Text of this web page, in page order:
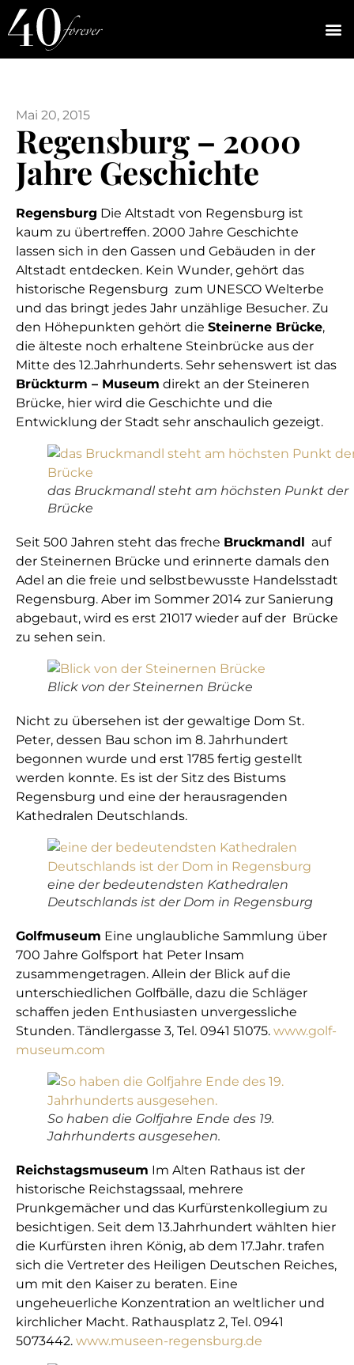
Mai 20, 2015
Regensburg – 2000
Jahre Geschichte
Regensburg Die Altstadt von Regensburg ist
kaum zu übertreffen. 2000 Jahre Geschichte
lassen sich in den Gassen und Gebäuden in der
Altstadt entdecken. Kein Wunder, gehört das
historische Regensburg zum UNESCO Welterbe
und das bringt jedes Jahr unzählige Besucher. Zu
den Höhepunkten gehört die Steinerne Brücke,
die älteste noch erhaltene Steinbrücke aus der
Mitte des 12.Jahrhunderts. Sehr sehenswert ist das
Brückturm – Museum direkt an der Steineren
Brücke, hier wird die Geschichte und die
Entwicklung der Stadt sehr anschaulich gezeigt.
das Bruckmandl steht am höchsten Punkt der
Brücke
Seit 500 Jahren steht das freche Bruckmandl auf
der Steinernen Brücke und erinnerte damals den
Adel an die freie und selbstbewusste Handelsstadt
Regensburg. Aber im Sommer 2014 zur Sanierung
abgebaut, wird es erst 21017 wieder auf der Brücke
zu sehen sein.
Blick von der Steinernen Brücke
Nicht zu übersehen ist der gewaltige Dom St.
Peter, dessen Bau schon im 8. Jahrhundert
begonnen wurde und erst 1785 fertig gestellt
werden konnte. Es ist der Sitz des Bistums
Regensburg und eine der herausragenden
Kathedralen Deutschlands.
eine der bedeutendsten Kathedralen
Deutschlands ist der Dom in Regensburg
Golfmuseum Eine unglaubliche Sammlung über
700 Jahre Golfsport hat Peter Insam
zusammengetragen. Allein der Blick auf die
unterschiedlichen Golfbälle, dazu die Schläger
schaffen jeden Enthusiasten unvergessliche
Stunden. Tändlergasse 3, Tel. 0941 51075. www.golf-
museum.com
So haben die Golfjahre Ende des 19.
Jahrhunderts ausgesehen.
Reichstagsmuseum Im Alten Rathaus ist der
historische Reichstagssaal, mehrere
Prunkgemächer und das Kurfürstenkollegium zu
besichtigen. Seit dem 13.Jahrhundert wählten hier
die Kurfürsten ihren König, ab dem 17.Jahr. trafen
sich die Vertreter des Heiligen Deutschen Reiches,
um mit den Kaiser zu beraten. Eine
ungeheuerliche Konzentration an weltlicher und
kirchlicher Macht. Rathausplatz 2, Tel. 0941
5073442. www.museen-regensburg.de